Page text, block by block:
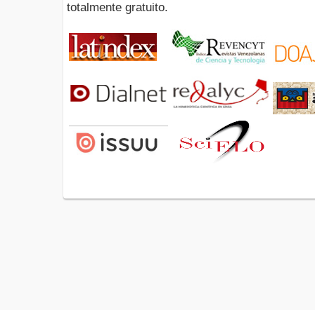
totalmente gratuito.